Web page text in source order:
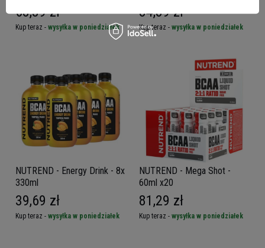
68,39 zł
Kup teraz - wysyłka w poniedziałek
84,89 zł
Kup teraz - wysyłka w poniedziałek
NUTREND - Energy Drink - 8x
330ml
39,69 zł
Kup teraz - wysyłka w poniedziałek
NUTREND - Mega Shot -
60ml x20
81,29 zł
Kup teraz - wysyłka w poniedziałek